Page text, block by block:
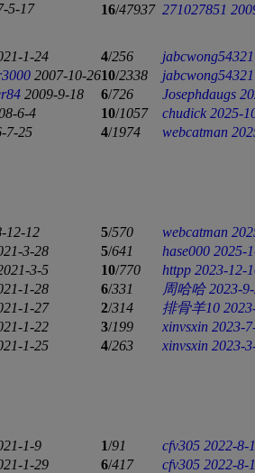
5-17 16/47937 271027851
1-24 4/256 jabcwong54321
2007-10-2610/2338 jabcwong54321
2009-9-18 6/726 Josephdaugs
6-4 10/1057 chudick 2025-
7-25 4/1974 webcatman
12-12 5/570 webcatman
3-28 5/641 hase000 2025-
3-5 10/770 httpp 2023-12-
1-28 6/331 周哈哈 2023-
1-27 2/314 排骨羊10
1-22 3/199 xinvsxin 2023-
1-25 4/263 xinvsxin 2023-
1-9 1/91 cfv305 2022-8-
1-29 6/417 cfv305 2022-8-